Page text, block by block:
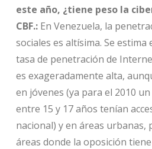
este año, ¿tiene peso la
CBF.:En Venezuela, la
sociales es altísima. Se estima
tasa de penetración de
es exageradamente alta,
en jóvenes (ya para el 2010
entre 15 y 17 años tenían
nacional) y en áreas urbanas,
áreas donde la oposición